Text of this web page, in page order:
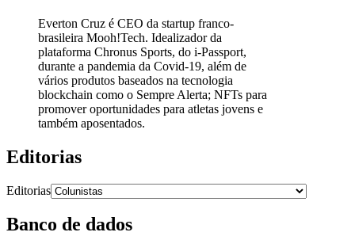
Everton Cruz é CEO da startup franco-
brasileira Mooh!Tech. Idealizador da
plataforma Chronus Sports, do i-Passport,
durante a pandemia da Covid-19, além de
vários produtos baseados na tecnologia
blockchain como o Sempre Alerta; NFTs para
promover oportunidades para atletas jovens e
também aposentados.
Editorias
Editorias
Banco de dados